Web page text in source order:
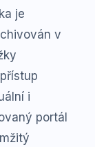
je
v
i
portál